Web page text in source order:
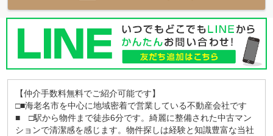
【仲介手数料無料でご紹介可能です】
□■海老名市を中心に地域密着で営業している不動産会社です
■ □駅から物件まで徒歩6分です。綺麗に整備された中古マン
ションで清潔感を感じます。物件探しは経験と知識豊富な当社